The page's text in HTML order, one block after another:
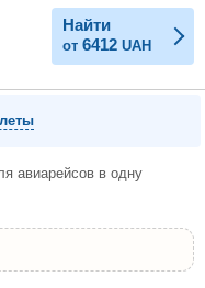
Найти
от 6412 UAH
авиарейсов в одну